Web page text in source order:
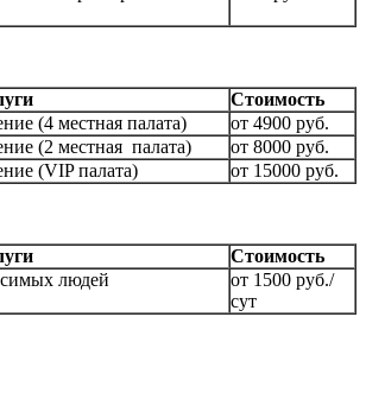
Стоимость
(4 местная палата)
от 4900 руб.
(2 местная палата)
от 8000 руб.
(VIP палата)
от 15000 руб.
Стоимость
людей
от 1500 руб./
сут